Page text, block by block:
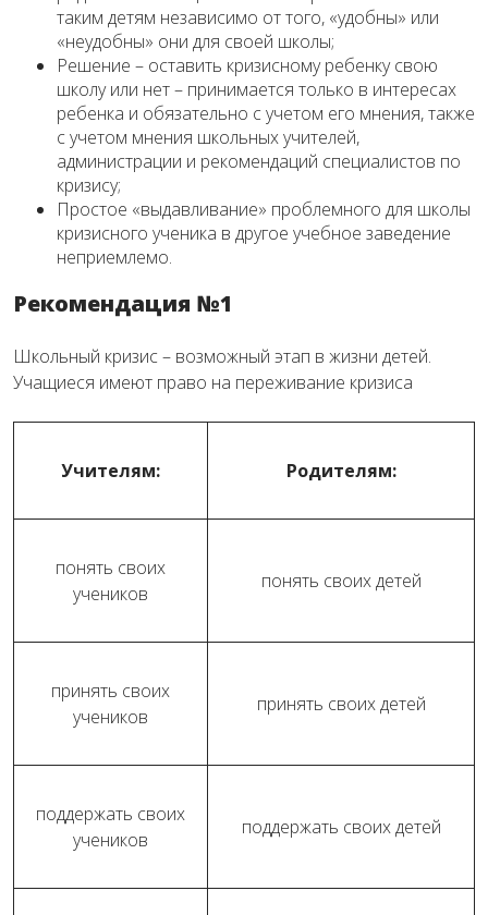
таким детям независимо от того, «удобны» или
«неудобны» они для своей школы;
Решение – оставить кризисному ребенку свою
школу или нет – принимается только в интересах
ребенка и обязательно с учетом его мнения, также
с учетом мнения школьных учителей,
администрации и рекомендаций специалистов по
кризису;
Простое «выдавливание» проблемного для школы
кризисного ученика в другое учебное заведение
неприемлемо.
Рекомендация №1
Школьный кризис – возможный этап в жизни детей.
Учащиеся имеют право на переживание кризиса
Учителям: Родителям:
понять своих
учеников
понять своих детей
принять своих
учеников
принять своих детей
поддержать своих
учеников
поддержать своих детей